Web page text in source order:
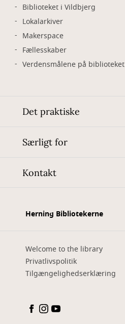
Biblioteket i Vildbjerg
Lokalarkiver
Makerspace
Fællesskaber
Verdensmålene på biblioteket
Det praktiske
Særligt for
Kontakt
Herning Bibliotekerne
Welcome to the library
Privatlivspolitik
Tilgængelighedserklæring